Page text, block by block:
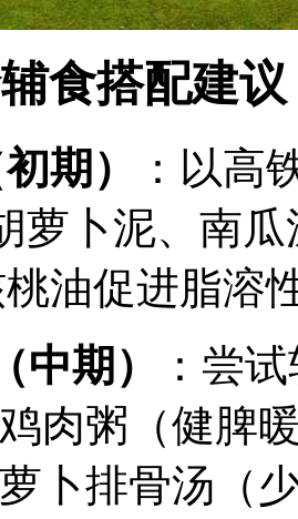
食搭配建议
期）
：以高
萝卜泥、南
油促进脂溶
中期）
：尝
肉粥（健脾
卜排骨汤（